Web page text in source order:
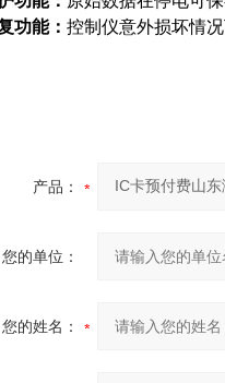
功能： 控制仪意外损坏情
产品：
您的单位：
您的姓名：